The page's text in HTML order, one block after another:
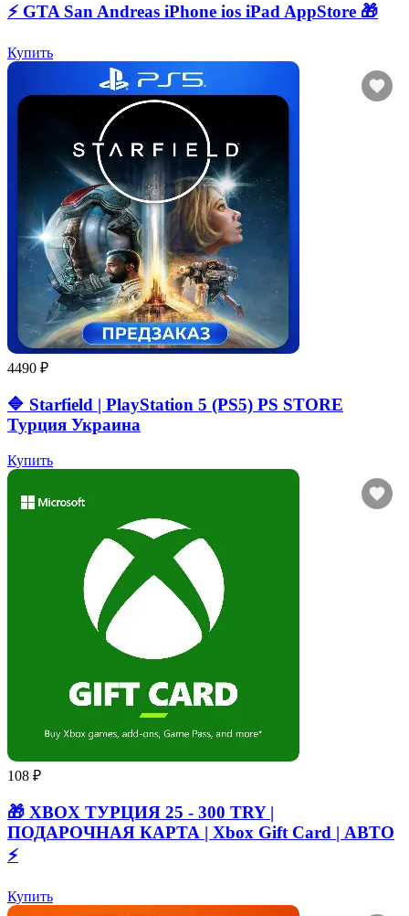
⚡️ GTA San Andreas iPhone ios iPad AppStore 🎁
Купить
4490 ₽
🔷 Starfield | PlayStation 5 (PS5) PS STORE
Турция Украина
Купить
108 ₽
🎁 XBOX ТУРЦИЯ 25 - 300 TRY |
ПОДАРОЧНАЯ КАРТА | Xbox Gift Card | АВТО
⚡
Купить